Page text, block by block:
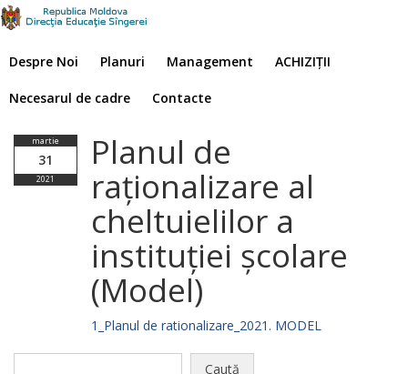
Despre Noi Planuri Management ACHIZIȚII
Necesarul de cadre Contacte
martie
31
2021
Planul de
raționalizare al
cheltuielilor a
instituției școlare
(Model)
1_Planul de rationalizare_2021. MODEL